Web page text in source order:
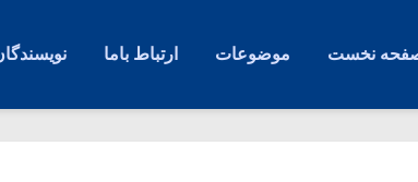
نخست موضوعات ارتباط باما